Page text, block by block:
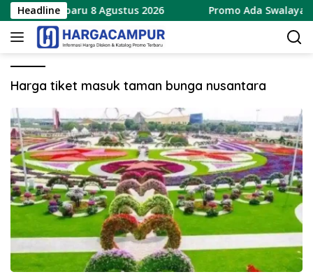
Langsung
ke
konten
Headline
8.8 Terbaru 8 Agustus 2026 Promo Ada Swalayan
Harga tiket masuk taman bunga nusantara